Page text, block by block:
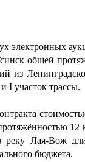
электронных
общей
из
I участок трассы.
12
реку Лая-Вож
бюджета.